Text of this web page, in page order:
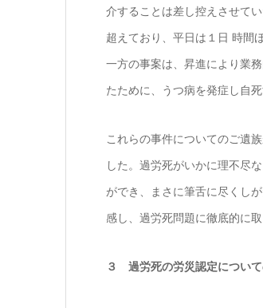
介することは差し控えさせて
超えており、平日は１日 時間
一方の事案は、昇進により業
たために、うつ病を発症し自
これらの事件についてのご遺
した。過労死がいかに理不尽
ができ、まさに筆舌に尽くし
感し、過労死問題に徹底的に
３ 過労死の労災認定につい